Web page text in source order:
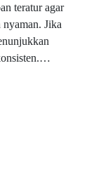
teratur agar
nyaman. Jika